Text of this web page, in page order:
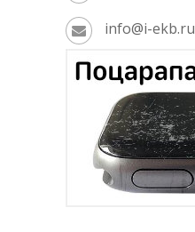
info@i-ekb.ru